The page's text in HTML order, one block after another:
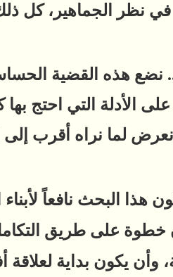
في نظر الجماهير،
هذه القضية
الأدلة التي احتج
لما نراه أقرب
البحث نافعاً لأبناء
خطوة على طريق
وأن يكون بداية لعلاقة